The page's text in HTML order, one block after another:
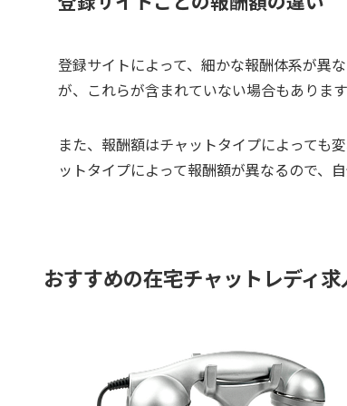
登録サイトによって、細かな報酬体系が異
が、これらが含まれていない場合もありま
また、報酬額はチャットタイプによっても
ットタイプによって報酬額が異なるので、
おすすめの在宅チャットレディ求